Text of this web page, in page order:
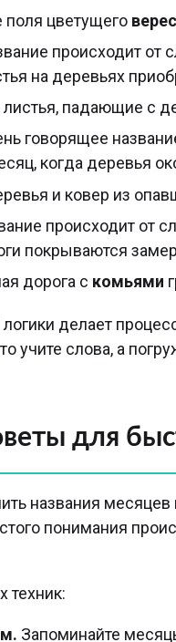
цветущего
происходит от
на деревьях
листья, падающие с
говорящее
когда деревья
и ковер из
происходит от
покрываются
дорога с комьями
делает
учите слова, а
для
названия
понимания
техник:
Запоминайте